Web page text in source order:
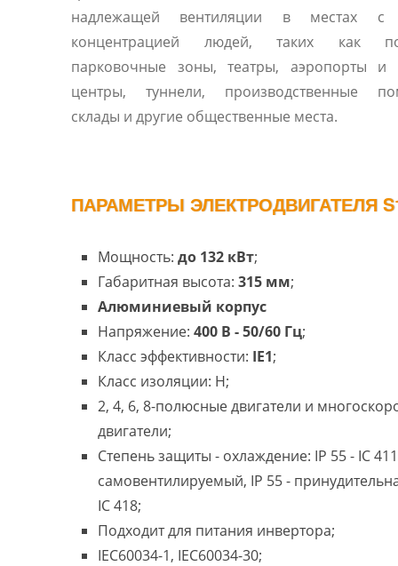
надлежащей вентиляции в местах с
концентрацией людей, таких как
парковочные зоны, театры, аэропорты и
центры, туннели, производственные
склады и другие общественные места.
ПАРАМЕТРЫ ЭЛЕКТРОДВИГАТЕЛЯ
Мощность: до 132 кВт;
Габаритная высота: 315 мм;
Алюминиевый корпус
Напряжение: 400 В - 50/60 Гц;
Класс эффективности: IE1;
Класс изоляции: H;
2, 4, 6, 8-полюсные двигатели и
двигатели;
Степень защиты - охлаждение: IP 55 - IC 411
самовентилируемый, IP 55 -
IC 418;
Подходит для питания инвертора;
IEC60034-1, IEC60034-30;